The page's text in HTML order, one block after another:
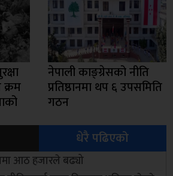
नेपाली काङ्ग्रेसको नीति
प्रतिष्ठानमा थप ६ उपसमिति
गठन
धेरै पढिएको
आठ हजारले बढ्यो